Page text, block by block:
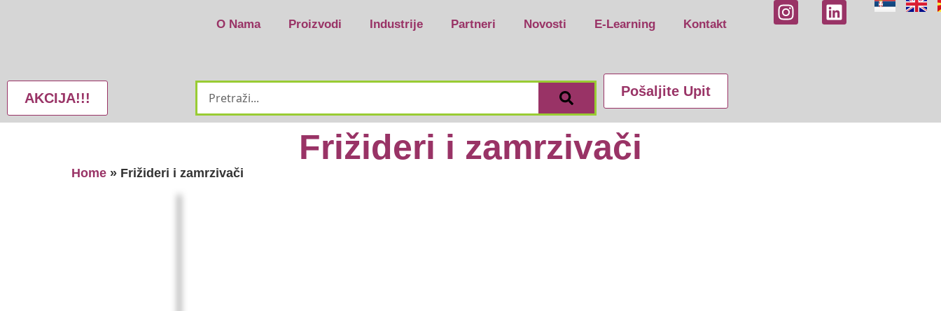
O Nama Proizvodi Industrije Partneri Novosti E-Learning Kontakt
AKCIJA!!! Pošaljite Upit
Frižideri i zamrzivači
Home » Frižideri i zamrzivači